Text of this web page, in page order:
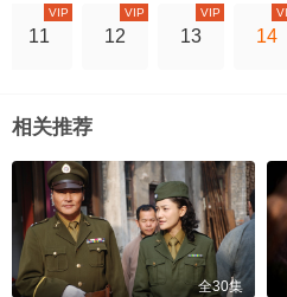
11
VIP
12
VIP
13
VIP
14
相关推荐
全30集